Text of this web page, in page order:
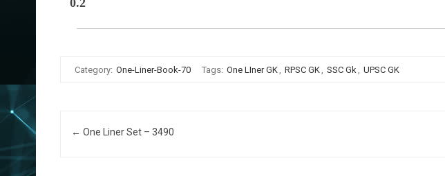
0.2
Category: One-Liner-Book-70 Tags: One LIner GK, RPSC GK, SSC Gk, UPSC GK
Post navigation
← One Liner Set – 3490